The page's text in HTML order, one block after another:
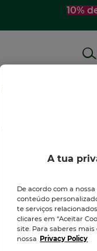
10%
A tua
De acordo com a
conteúdo
te serviços
clicares em “Aceitar
site. Para saberes mais
nossa Privacy Policy